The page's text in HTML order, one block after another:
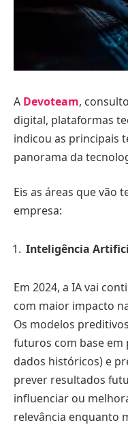
A Devoteam,
digital, plataformas
indicou as principais
panorama da
Eis as áreas que vão
empresa:
Inteligência
Em 2024, a IA vai
com maior impacto
Os modelos
futuros com base
dados históricos) e
prever resultados
influenciar ou
relevância enquanto